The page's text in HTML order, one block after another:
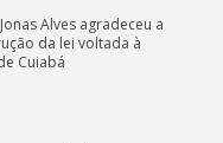
Alves agradeceu a
da lei voltada à
Cuiabá